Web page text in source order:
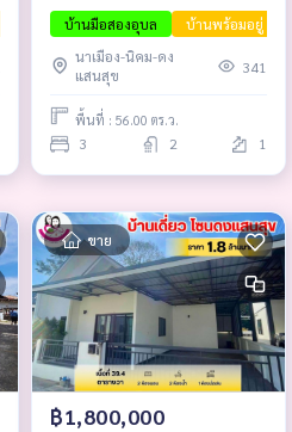
InvestmentPropertyUbon
บ้านมือสองอุบล
บ้านพร้อมอยู่
นาเมือง-นิคม-ดง
แสนสุข
341
พื้นที่ : 56.00 ตร.ว.
3 2 1
ขาย
฿1,800,000